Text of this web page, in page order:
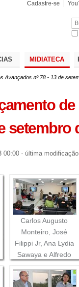
Cadastre-se
MIDIATECA
Avançados nº 78 - 13 de
setembro
00:00 - última modificação
Carlos Augusto
Monteiro, José
Filippi Jr, Ana Lydia
Sawaya e Alfredo